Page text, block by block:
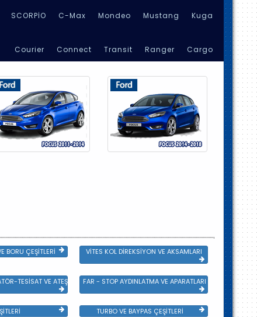
SCORPİO C-Max Mondeo Mustang Kuga
Courier Connect Transit Ranger Cargo
BORU ÇEŞİTLERİ VİTES KOL DİREKSİYON VE AKSAMLARI
TESİSAT VE ATEŞLEME GRBFAR - STOP AYDINLATMA VE APARATLARI
TURBO VE BAYPAS ÇEŞİTLERİ